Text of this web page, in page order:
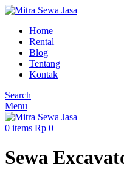
Home
Rental
Blog
Tentang
Kontak
Search
Menu
0 items Rp 0
Sewa